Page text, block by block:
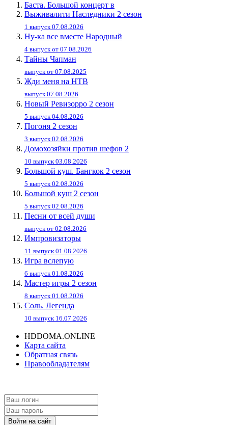
Баста. Большой концерт в
Выживалити Наследники 2 сезон
1 выпуск 07.08.2026
Ну-ка все вместе Народный
4 выпуск от 07.08.2026
Тайны Чапман
выпуск от 07.08.2025
Жди меня на НТВ
выпуск 07.08.2026
Новый Ревизорро 2 сезон
5 выпуск 04.08.2026
Погоня 2 сезон
3 выпуск 02.08.2026
Домохозяйки против шефов 2
10 выпуск 03.08.2026
Большой куш. Бангкок 2 сезон
5 выпуск 02.08.2026
Большой куш 2 сезон
5 выпуск 02.08.2026
Песни от всей души
выпуск от 02.08.2026
Импровизаторы
11 выпуск 01.08.2026
Игра вслепую
6 выпуск 01.08.2026
Мастер игры 2 сезон
8 выпуск 01.08.2026
Соль. Легенда
10 выпуск 16.07.2026
HDDOMA.ONLINE
Карта сайта
Обратная связь
Правообладателям
Войти на сайт